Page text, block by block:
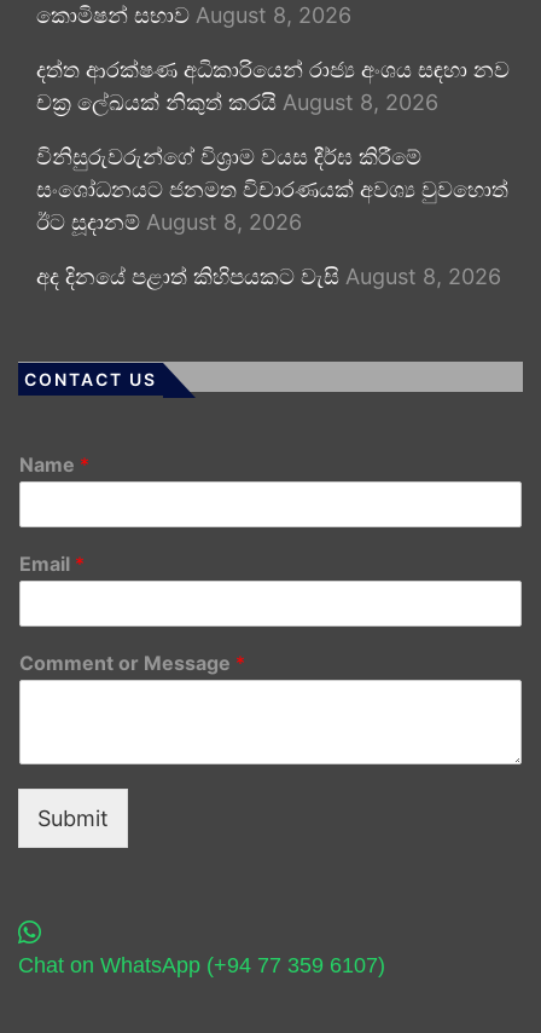
කොමිෂන් සභාව August 8, 2026
දත්ත ආරක්ෂණ අධිකාරියෙන් රාජ්‍ය අංශය සඳහා නව
චක්‍ර ලේඛයක් නිකුත් කරයි August 8, 2026
විනිසුරුවරුන්ගේ විශ්‍රාම වයස දීර්ඝ කිරීමේ
සංශෝධනයට ජනමත විචාරණයක් අවශ්‍ය වුවහොත්
ඊට සූදානම් August 8, 2026
අද දිනයේ පළාත් කිහිපයකට වැසි August 8, 2026
CONTACT US
Name *
Email *
Comment or Message *
Submit
Chat on WhatsApp (+94 77 359 6107)